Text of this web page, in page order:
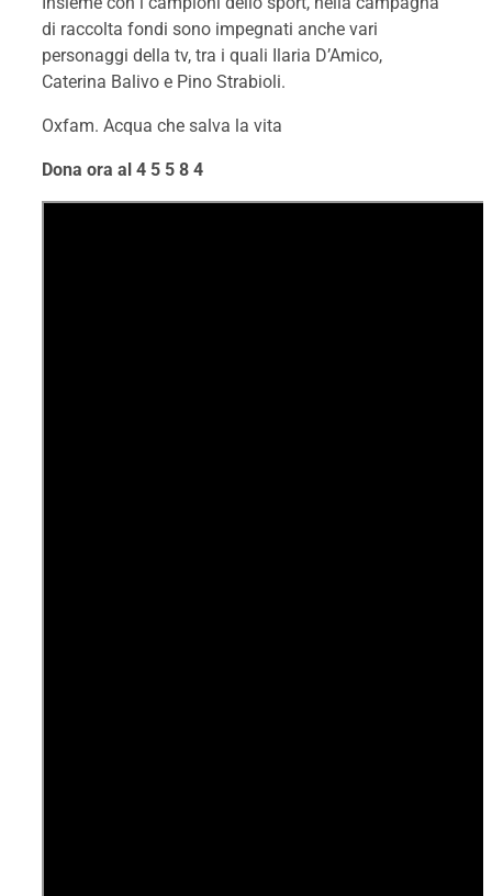
di raccolta fondi sono impegnati anche vari
personaggi della tv, tra i quali Ilaria D’Amico,
Caterina Balivo e Pino Strabioli.
Oxfam. Acqua che salva la vita
Dona ora al 4 5 5 8 4